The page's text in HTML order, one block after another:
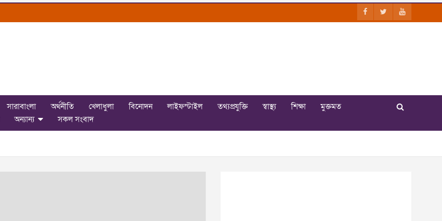
সারাবাংলা অর্থনীতি খেলাধুলা বিনোদন লাইফস্টাইল তথ্যপ্রযুক্তি স্বাস্থ্য শিক্ষা
মুক্তমত
অন্যান্য সকল সংবাদ